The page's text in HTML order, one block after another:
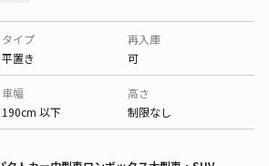
タイプ
平置き
再入庫
可
車幅
190cm 以下
高さ
制限なし